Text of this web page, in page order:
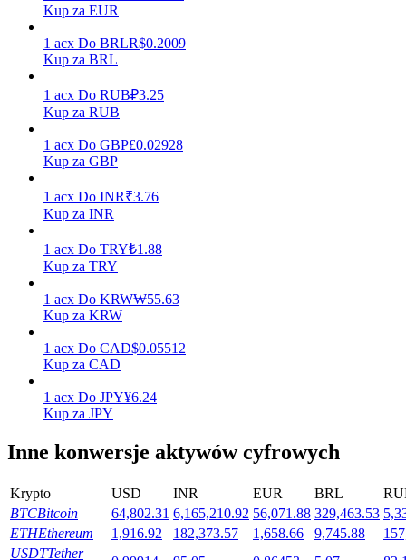
Stawianie
Wysokie zyski i natychmiastowy dostęp
Elastyczne stawianie zakładów, aby zarabiać na popularnych
Kup za EUR
1 acx Do BRLR$0.2009
Kup za BRL
1 acx Do RUB₽3.25
Kup za RUB
1 acx Do GBP£0.02928
Kup za GBP
1 acx Do INR₹3.76
Kup za INR
1 acx Do TRY₺1.88
Kup za TRY
1 acx Do KRW₩55.63
Kup za KRW
1 acx Do CAD$0.05512
Kup za CAD
1 acx Do JPY¥6.24
Kup za JPY
Inne konwersje aktywów cyfrowych
Krypto USD INR EUR BRL
BTCBitcoin 64,802.31 6,165,210.92 56,071.88 329,463.53
ETHEthereum 1,916.92 182,373.57 1,658.66 9,745.88
USDTTether